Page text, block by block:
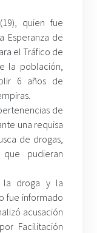
quien fue
Esperanza de
el Tráfico de
la población,
6 años de
de
una requisa
de drogas,
pudieran
la droga y la
fue informado
acusación
Facilitación